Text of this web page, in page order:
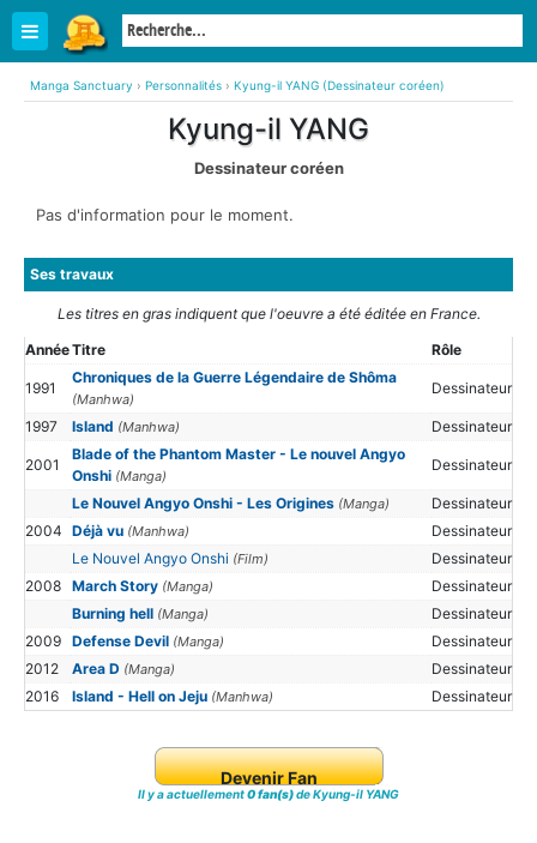
Manga Sanctuary › Personnalités › Kyung-il YANG (Dessinateur coréen)
Kyung-il YANG
Dessinateur coréen
Pas d'information pour le moment.
Ses travaux
Les titres en gras indiquent que l'oeuvre a été éditée en France.
AnnéeTitre Rôle
1991
Chroniques de la Guerre Légendaire de Shôma
(Manhwa)
Dessinateur
1997 Island (Manhwa) Dessinateur
2001
Blade of the Phantom Master - Le nouvel Angyo
Onshi (Manga)
Dessinateur
Le Nouvel Angyo Onshi - Les Origines (Manga)
Dessinateur
2004
Déjà vu (Manhwa)
Dessinateur
Le Nouvel Angyo Onshi (Film)
Dessinateur
2008
March Story (Manga)
Dessinateur
Burning hell (Manga)
Dessinateur
2009
Defense Devil (Manga)
Dessinateur
2012
Area D (Manga)
Dessinateur
2016
Island - Hell on Jeju (Manhwa) Dessinateur
Devenir Fan
Il y a actuellement0 fan(s)de Kyung-il YANG